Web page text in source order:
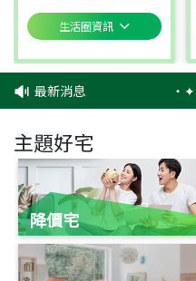
生活圈資訊
最新消息 ‧✦✦
主題好宅
降價宅